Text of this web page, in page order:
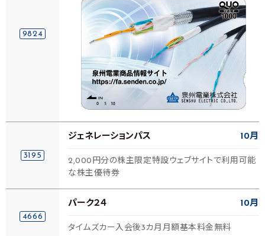
9824
3195
ジェネレーションパス 10月
2,000円分の株主限定特設ウェブサイトで利用可能
な株主優待券
4666
パーク２４ 10月
タイムズカー入会後3カ月月額基本料金無料